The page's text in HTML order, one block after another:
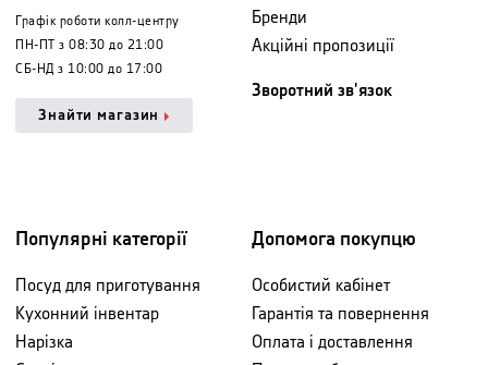
Графік роботи колл-центру
ПН-ПТ з 08:30 до 21:00
СБ-НД з 10:00 до 17:00
Знайти магазин
Бренди
Акційні пропозиції
Зворотний зв'язок
Популярні категорії
Посуд для приготування
Кухонний інвентар
Нарізка
Допомога покупцю
Особистий кабінет
Гарантія та повернення
Оплата і доставлення